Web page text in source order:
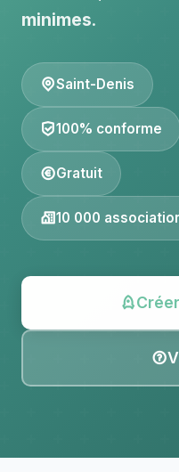
minimes.
Saint-Denis
100% conforme
Gratuit
10 000